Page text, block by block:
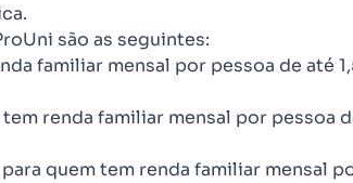
são as seguintes:
familiar mensal por pessoa de até
renda familiar mensal por pessoa
quem tem renda familiar mensal